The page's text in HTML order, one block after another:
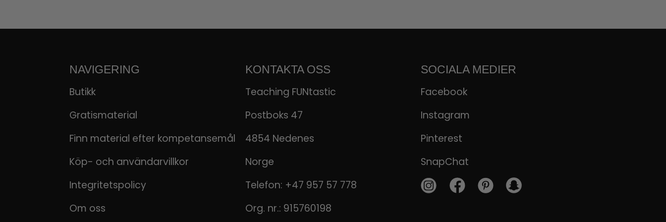
NAVIGERING
Butikk
Gratismaterial
Finn material efter kompetansemål
Köp- och användarvillkor
Integritetspolicy
Om oss
KONTAKTA OSS
Teaching FUNtastic
Postboks 47
4854 Nedenes
Norge
Telefon: +47 957 57 778
Org. nr.: 915760198
SOCIALA MEDIER
Facebook
Instagram
Pinterest
SnapChat